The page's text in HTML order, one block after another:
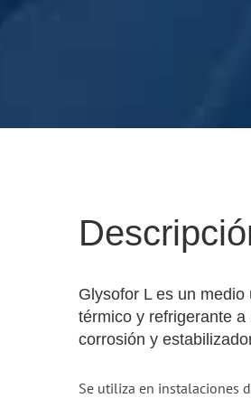
Glysofor L es un
térmico y refrigerante
corrosión y
Se utiliza en instalaciones